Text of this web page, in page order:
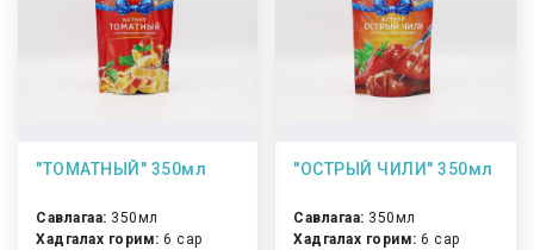
"ТОМАТНЫЙ" 350мл
Савлагаа: 350мл
Хадгалах горим: 6 сар
"ОСТРЫЙ ЧИЛИ" 350мл
Савлагаа: 350мл
Хадгалах горим: 6 сар